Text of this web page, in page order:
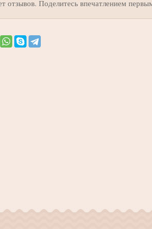
отзывов. Поделитесь впечатлением